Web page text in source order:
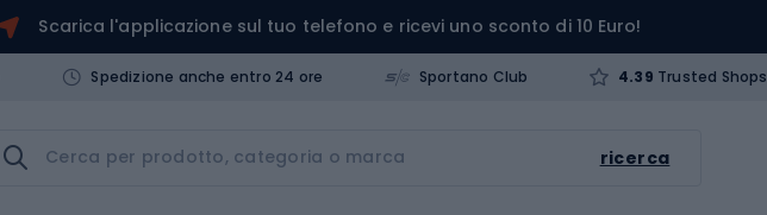
Scarica l'applicazione sul tuo telefono e ricevi uno sconto di 10 Euro!
Spedizione anche entro 24 ore Sportano Club 4.39 Trusted Shops
ricerca